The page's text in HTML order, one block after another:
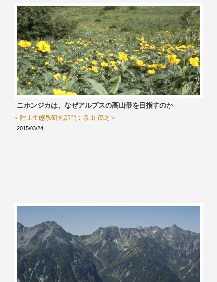
ニホンジカは、なぜアルプスの高山帯を目指すのか
＜陸上生態系研究部門：泉山 茂之＞
2015/03/24